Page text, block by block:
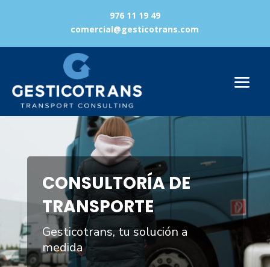
976 11 19 49
comercial@gesticotrans.com
CONSULTORÍA DE
TRANSPORTE
Gesticotrans, tu solución a
medida